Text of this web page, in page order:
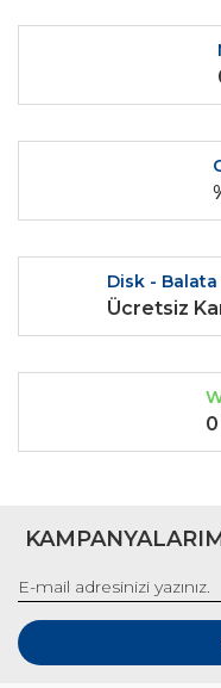
Disk - Balata
Ücretsiz